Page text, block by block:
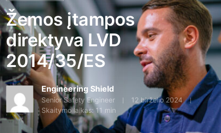
Žemos įtampos
direktyva LVD
2014/35/ES
Engineering Shield
Senior Safety Engineer
12 birželio 2024
Skaitymo laikas: 11 min